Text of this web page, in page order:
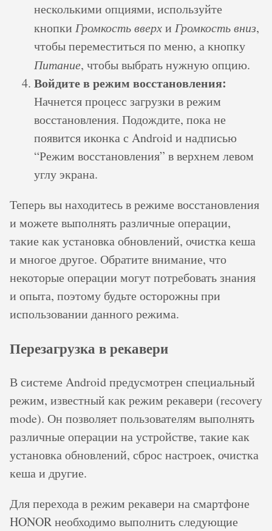
несколькими опциями, используйте
кнопки Громкость вверхи Громкость вниз,
чтобы переместиться по меню, а кнопку
Питание, чтобы выбрать нужную опцию.
Войдите в режим восстановления:
Начнется процесс загрузки в режим
восстановления. Подождите, пока не
появится иконка с Android и надписью
“Режим восстановления” в верхнем левом
углу экрана.
Теперь вы находитесь в режиме восстановления
и можете выполнять различные операции,
такие как установка обновлений, очистка кеша
и многое другое. Обратите внимание, что
некоторые операции могут потребовать знания
и опыта, поэтому будьте осторожны при
использовании данного режима.
Перезагрузка в рекавери
В системе Android предусмотрен специальный
режим, известный как режим рекавери (recovery
mode). Он позволяет пользователям выполнять
различные операции на устройстве, такие как
установка обновлений, сброс настроек, очистка
кеша и другие.
Для перехода в режим рекавери на смартфоне
HONOR необходимо выполнить следующие